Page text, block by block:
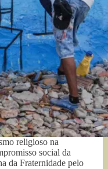
religioso na
social da
da Fraternidade pelo